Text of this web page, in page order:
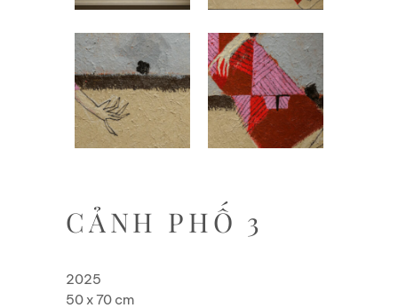
CẢNH PHỐ 3
2025
50 x 70 cm